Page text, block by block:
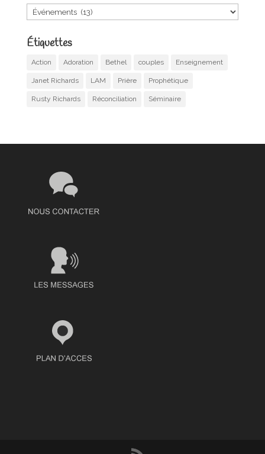
Catégories
Étiquettes
Action Adoration Bethel couples Enseignement
Janet Richards LAM Prière Prophétique
Rusty Richards Réconciliation Séminaire